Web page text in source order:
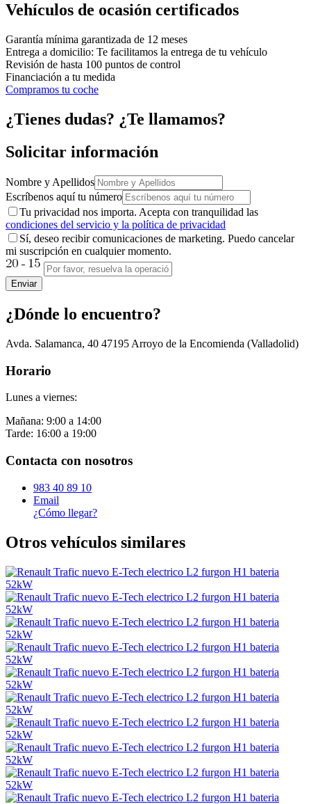
Vehículos de ocasión certificados
Garantía mínima garantizada de 12 meses
Entrega a domicilio: Te facilitamos la entrega de tu vehículo
Revisión de hasta 100 puntos de control
Financiación a tu medida
Compramos tu coche
¿Tienes dudas? ¿Te llamamos?
Solicitar información
Nombre y Apellidos
Escríbenos aquí tu número
Tu privacidad nos importa. Acepta con tranquilidad las
condiciones del servicio y la política de privacidad
Sí, deseo recibir comunicaciones de marketing. Puedo cancelar
mi suscripción en cualquier momento.
Enviar
¿Dónde lo encuentro?
Avda. Salamanca, 40 47195 Arroyo de la Encomienda (Valladolid)
Horario
Lunes a viernes:
Mañana: 9:00 a 14:00
Tarde: 16:00 a 19:00
Contacta con nosotros
983 40 89 10
Email
¿Cómo llegar?
Otros vehículos similares